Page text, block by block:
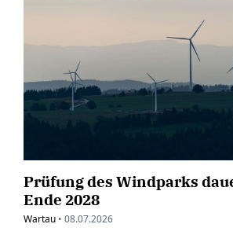
Prüfung des Windparks
Ende 2028
Wartau • 08.07.2026